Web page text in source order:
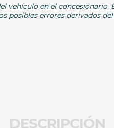
vehículo en el concesionario.
posibles errores derivados
DESCRIPCIÓN